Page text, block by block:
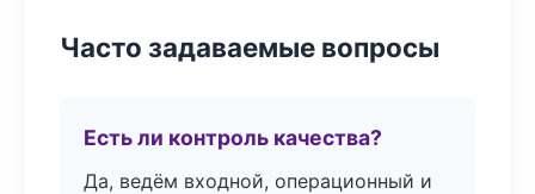
Часто задаваемые вопросы
Есть ли контроль качества?
Да, ведём входной, операционный и